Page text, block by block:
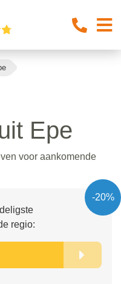
Epe
voor aankomende
-20%
regio: